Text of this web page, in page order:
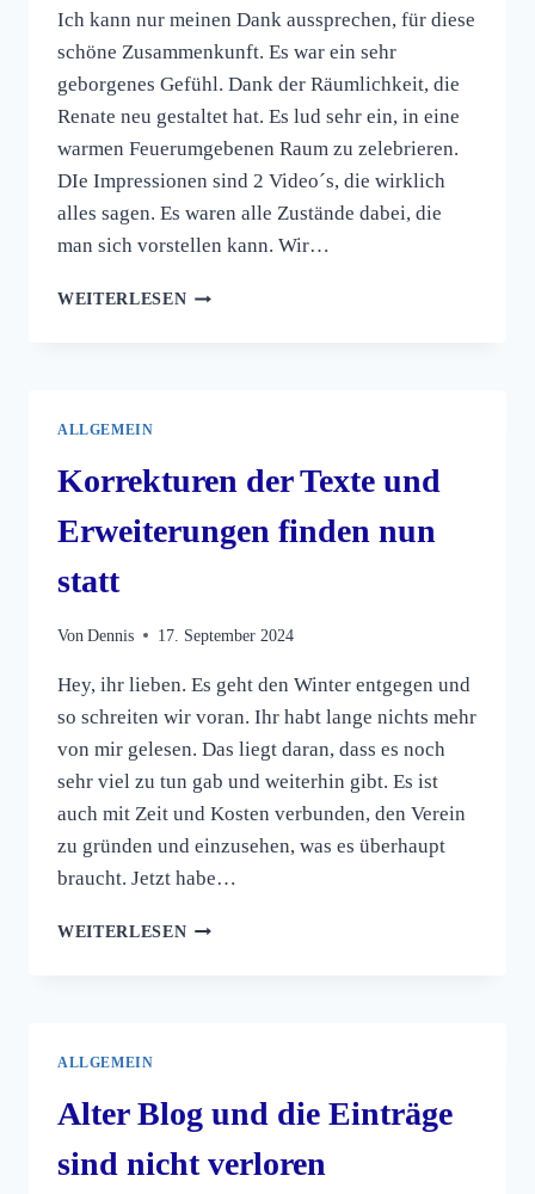
Ich kann nur meinen Dank aussprechen, für diese
schöne Zusammenkunft. Es war ein sehr
geborgenes Gefühl. Dank der Räumlichkeit, die
Renate neu gestaltet hat. Es lud sehr ein, in eine
warmen Feuerumgebenen Raum zu zelebrieren.
DIe Impressionen sind 2 Video´s, die wirklich
alles sagen. Es waren alle Zustände dabei, die
man sich vorstellen kann. Wir…
WEITERLESENIMPRESSIONEN
FREITAG,
DEN
SEPTEMBER
UND
ALLGEMEIN
Korrekturen der Texte und
Erweiterungen finden nun
statt
Von Dennis 17. September 2024
Hey, ihr lieben. Es geht den Winter entgegen und
so schreiten wir voran. Ihr habt lange nichts mehr
von mir gelesen. Das liegt daran, dass es noch
sehr viel zu tun gab und weiterhin gibt. Es ist
auch mit Zeit und Kosten verbunden, den Verein
zu gründen und einzusehen, was es überhaupt
braucht. Jetzt habe…
WEITERLESENKORREKTUREN
ALLGEMEIN
Alter Blog und die Einträge
sind nicht verloren